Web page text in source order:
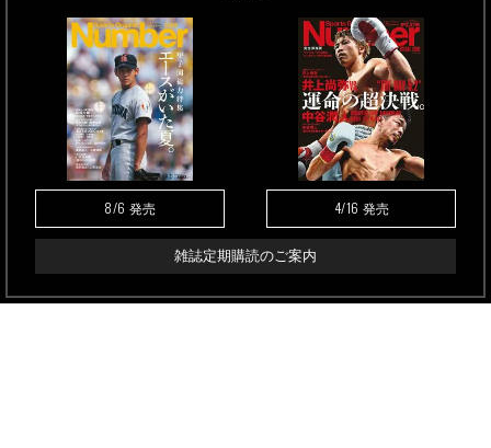
8/6 発売 4/16 発売
雑誌定期購読のご案内